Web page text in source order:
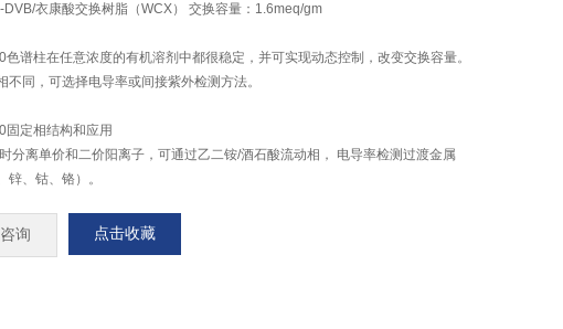
DVB/衣康酸交换树脂（WCX） 交换容量：1.6meq/gm
色谱柱在任意浓度的有机溶剂中都很稳定，并可实现动态控制，改变交换容量。
不同，可选择电导率或间接紫外检测方法。
固定相结构和应用
分离单价和二价阳离子，可通过乙二铵/酒石酸流动相， 电导率检测过渡金属
锌、钴、铬）。
询 点击收藏